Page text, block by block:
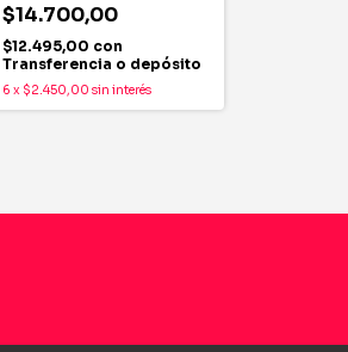
$14.700,00
$12.495,00 con
Transferencia o depósito
6 x $2.450,00 sin interés